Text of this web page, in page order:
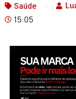
Saúde
15:05